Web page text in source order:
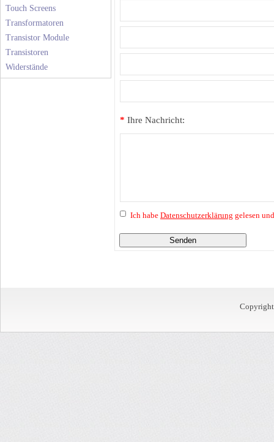
Touch Screens
Transformatoren
Transistor Module
Transistoren
Widerstände
* Ihre Nachricht:
Ich habe Datenschutzerklärung gelesen
Senden